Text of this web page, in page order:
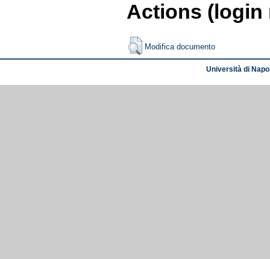
Actions (login
Modifica documento
Università di